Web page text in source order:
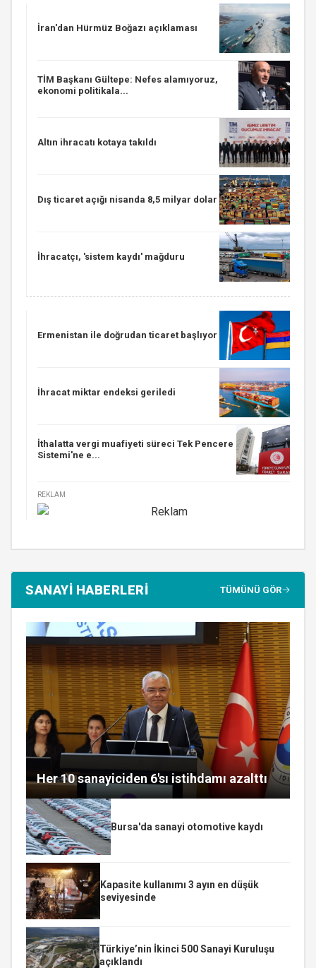
İran'dan Hürmüz Boğazı açıklaması
TİM Başkanı Gültepe: Nefes alamıyoruz,
ekonomi politikala...
Altın ihracatı kotaya takıldı
Dış ticaret açığı nisanda 8,5 milyar dolar
İhracatçı, 'sistem kaydı' mağduru
Ermenistan ile doğrudan ticaret başlıyor
İhracat miktar endeksi geriledi
İthalatta vergi muafiyeti süreci Tek Pencere
Sistemi'ne e...
REKLAM
SANAYİ HABERLERİ TÜMÜNÜ GÖR
Her 10 sanayiciden 6'sı istihdamı azalttı
Bursa'da sanayi otomotive kaydı
Kapasite kullanımı 3 ayın en düşük
seviyesinde
Türkiye’nin İkinci 500 Sanayi Kuruluşu
açıklandı